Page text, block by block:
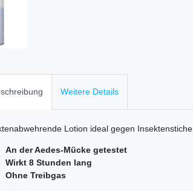
Weitere Details
Lotion ideal gegen Insektenstiche
An der Aedes-Mücke getestet
Wirkt 8 Stunden lang
Ohne Treibgas